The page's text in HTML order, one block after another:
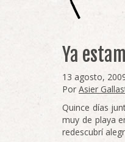
Ya
13 agosto,
Por Asier
Quince días
muy de playa
redescubrí